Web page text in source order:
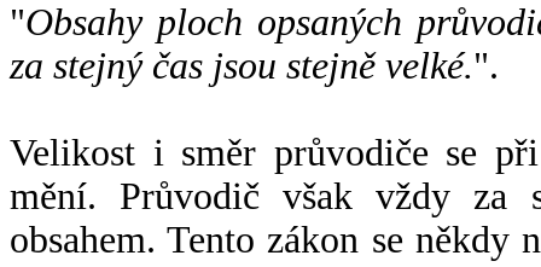
"Obsahy ploch opsaných
za stejný čas jsou stejně velké.".
Velikost i směr průvodiče se
mění. Průvodič však vždy za
obsahem. Tento zákon se někdy